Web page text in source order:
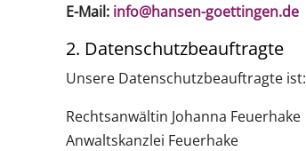
E-Mail: info@hansen-goettingen.de
2. Datenschutzbeauftragte
Unsere Datenschutzbeauftragte ist:
Rechtsanwältin Johanna Feuerhake
Anwaltskanzlei Feuerhake